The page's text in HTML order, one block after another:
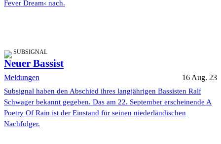
Fever Dream‹ nach.
SUBSIGNAL
Neuer Bassist
Meldungen 16 Aug. 23
Subsignal haben den Abschied ihres langjährigen Bassisten Ralf
Schwager bekannt gegeben. Das am 22. September erscheinende A
Poetry Of Rain ist der Einstand für seinen niederländischen
Nachfolger.